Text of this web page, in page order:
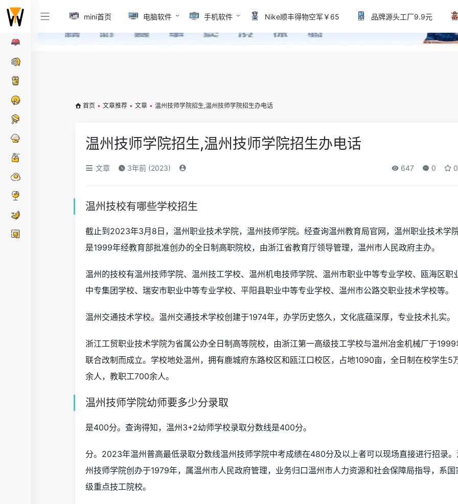
mini首页 电脑软件 手机软件 Nike顺丰得物空军￥65 品牌源头工厂9.9元
首页 • 文章推荐 • 文章 • 温州技师学院招生,温州技师学院招生办电话
温州技师学院招生,温州技师学院招生办电话
文章 3年前 (2023) 647 0 0
温州技校有哪些学校招生
截止到2023年3月8日，温州职业技术学院，温州技师学院。经查询温州教育局官网，温州职业技术学
是1999年经教育部批准创办的全日制高职院校，由浙江省教育厅领导管理，温州市人民政府主办。
温州的技校有温州技师学院、温州技工学校、温州机电技师学院、温州市职业中等专业学校、瓯海区职
中专集团学校、瑞安市职业中等专业学校、平阳县职业中等专业学校、温州市公路交职业技术学校等。
温州交通技术学校。温州交通技术学校创建于1974年，办学历史悠久，文化底蕴深厚，专业技术扎实。
浙江工贸职业技术学院为省属公办全日制高等院校，由浙江第一高级技工学校与温州冶金机械厂于1999
联合改制而成立。学校地处温州，拥有鹿城府东路校区和瓯江口校区，占地1090亩，全日制在校学生5
余人，教职工700余人。
温州技师学院幼师要多少分录取
是400分。查询得知，温州3+2幼师学校录取分数线是400分。
分。2023年温州普高最低录取分数线温州技师学院中考成绩在480分及以上者可以现场直接进行招录
州技师学院创办于1979年，属温州市人民政府管理，业务归口温州市人力资源和社会保障局指导，系国
级重点技工院校。